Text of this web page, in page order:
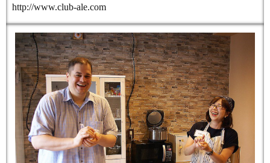
http://www.club-ale.com